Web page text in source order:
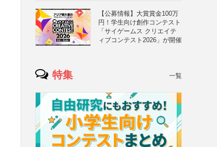
【公募情報】大賞賞金100万
円！学生向け創作コンテスト
「サイゲームス クリエイテ
ィブコンテスト2026」が開催
特集 一覧